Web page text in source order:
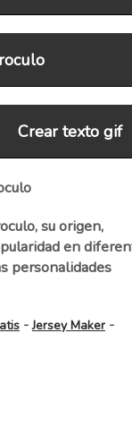
Crear texto gif
su origen,
en
personalidades
-Jersey Maker-